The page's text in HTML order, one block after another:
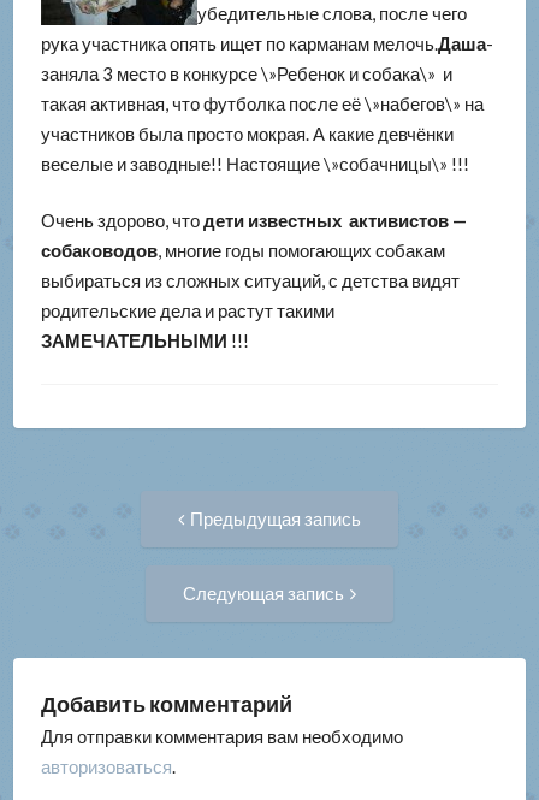
убедительные слова, после чего
рука участника опять ищет по карманам мелочь.Даша-
заняла 3 место в конкурсе \»Ребенок и собака\» и
такая активная, что футболка после её \»набегов\» на
участников была просто мокрая. А какие девчёнки
веселые и заводные!! Настоящие \»собачницы\» !!!
Очень здорово, чтодети известных активистов —
собаководов, многие годы помогающих собакам
выбираться из сложных ситуаций, с детства видят
родительские дела и растут такими
ЗАМЕЧАТЕЛЬНЫМИ !!!
Навигация
записям
Предыдущая запись
Следующая запись
Добавить комментарий
Для отправки комментария вам необходимо
авторизоваться.